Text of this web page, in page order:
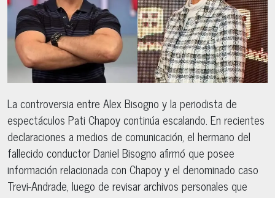
La controversia entre Alex Bisogno y la periodista de
espectáculos Pati Chapoy continúa escalando. En recientes
declaraciones a medios de comunicación, el hermano del
fallecido conductor Daniel Bisogno afirmó que posee
información relacionada con Chapoy y el denominado caso
Trevi-Andrade, luego de revisar archivos personales que